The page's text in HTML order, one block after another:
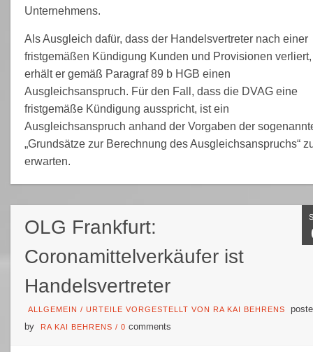
Unternehmens.
Als Ausgleich dafür, dass der Handelsvertreter nach einer
fristgemäßen Kündigung Kunden und Provisionen verliert,
erhält er gemäß Paragraf 89 b HGB einen
Ausgleichsanspruch. Für den Fall, dass die DVAG eine
fristgemäße Kündigung ausspricht, ist ein
Ausgleichsanspruch anhand der Vorgaben der
„Grundsätze zur Berechnung des Ausgleichsanspruchs“
erwarten.
OLG Frankfurt:
Coronamittelverkäufer ist
Handelsvertreter
ALLGEMEIN / URTEILE VORGESTELLT VON RA KAI BEHRENS
by
RA KAI BEHRENS / 0 comments